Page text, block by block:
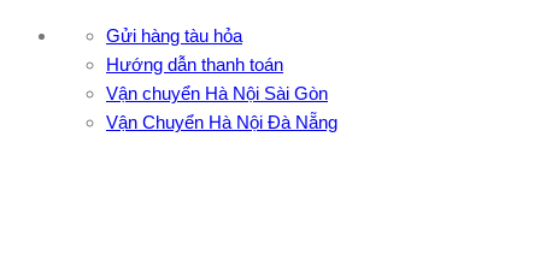
Gửi hàng tàu hỏa
Hướng dẫn thanh toán
Vận chuyển Hà Nội Sài Gòn
Vận Chuyển Hà Nội Đà Nẵng